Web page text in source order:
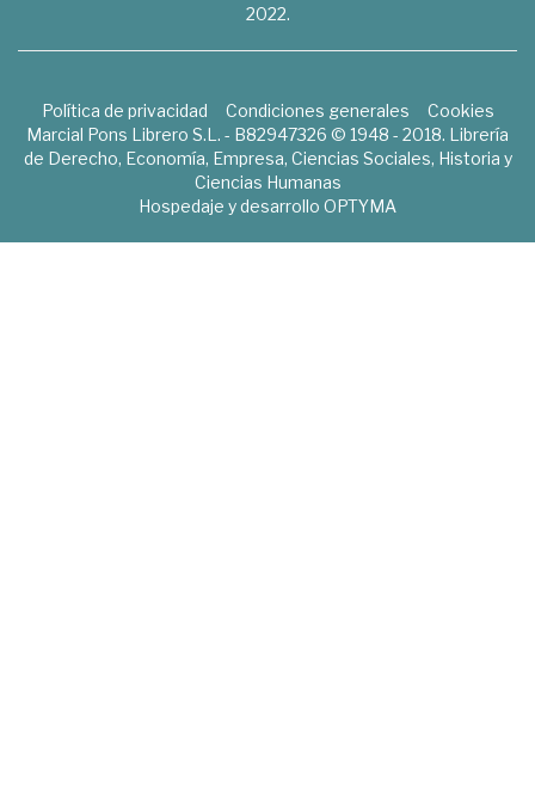
2022.
Política de privacidad Condiciones generales
Cookies
Marcial Pons Librero S.L. - B82947326 © 1948 - 2018. Librería
de Derecho, Economía, Empresa, Ciencias Sociales, Historia y
Ciencias Humanas
Hospedaje y desarrollo OPTYMA